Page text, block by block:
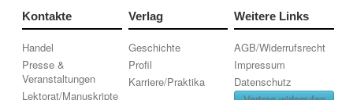
Kontakte
Handel
Presse &
Veranstaltungen
Lektorat/Manuskripte
Verlag
Geschichte
Profil
Karriere/Praktika
Weitere Links
AGB/Widerrufsrecht
Impressum
Datenschutz